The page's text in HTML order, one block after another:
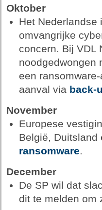
Oktober
Het Nederlandse
omvangrijke
concern. Bij VDL
noodgedwongen
een
aanval via back-
November
Europese
België,
ransomware.
December
De SP wil dat
dit te melden om